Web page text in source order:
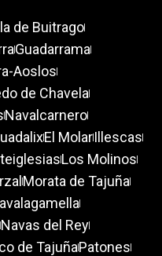
de Buitrago
Guadarrama
Aoslos
de Chavela
Navalcarnero
El MolarIllescas
Los Molinos
Morata de Tajuña
Navas del Rey
de TajuñaPatones